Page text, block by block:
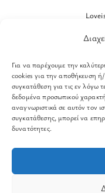
Για να παρέχουμε την
cookies για την αποθήκευση
συγκατάθεση για τις εν λόγω
δεδομένα προσωπικού
αναγνωριστικά σε αυτόν τον
συγκατάθεσης, μπορεί να
δυνατότητες.
© 2026Orama
801086294 –